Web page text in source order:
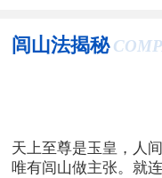
闾山法揭秘
天上至尊是玉皇，人
唯有闾山做主张。就